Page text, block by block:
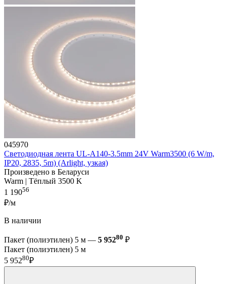
045970
Светодиодная лента UL-A140-3.5mm 24V Warm3500 (6 W/m,
IP20, 2835, 5m) (Arlight, узкая)
Произведено в Беларуси
Warm | Тёплый 3500 K
1 19056
₽/м
В наличии
Пакет (полиэтилен) 5 м — 5 95280 ₽
Пакет (полиэтилен) 5 м
5 95280₽